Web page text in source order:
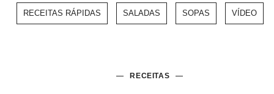
RECEITAS RÁPIDAS SALADAS SOPAS VÍDEO
RECEITAS